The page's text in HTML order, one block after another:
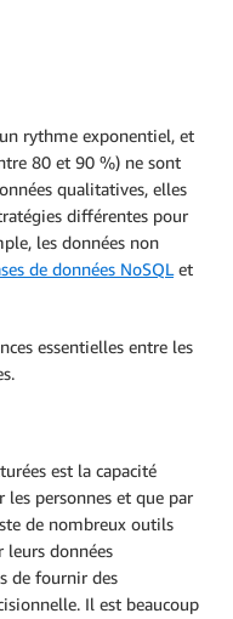
rythme exponentiel, et
80 et 90 %) ne sont
qualitatives, elles
différentes pour
les données non
de données NoSQL et
essentielles entre les
est la capacité
personnes et que par
de nombreux outils
leurs données
de fournir des
Il est beaucoup